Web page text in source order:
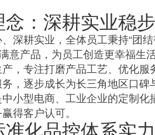
：深耕实业稳
深耕实业，全体员工秉持“团
意产品，为员工创造更幸福生
，专注打磨产品工艺、优化服
，逐步成长为长三角地区口碑
小型电商、工业企业的定制化
得客户认可。